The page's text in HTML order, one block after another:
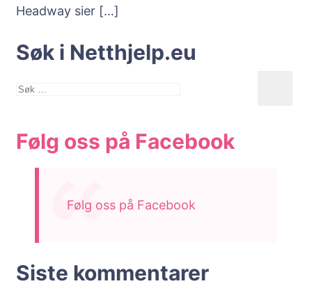
Headway sier […]
Søk i Netthjelp.eu
Søk
Følg oss på Facebook
Følg oss på Facebook
Siste kommentarer